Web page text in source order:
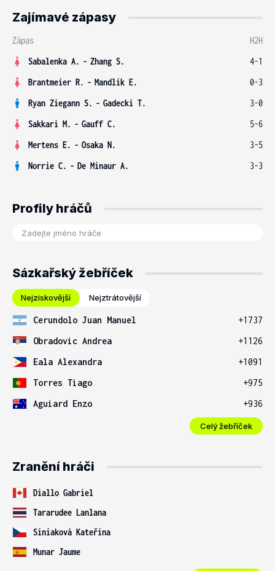
Zajímavé zápasy
Zápas
H2H
Sabalenka A. - Zhang S.
4-1
Brantmeier R. - Mandlik E.
0-3
Ryan Ziegann S. - Gadecki T.
3-0
Sakkari M. - Gauff C.
5-6
Mertens E. - Osaka N.
3-5
Norrie C. - De Minaur A. 3-3
Profily hráčů
Sázkařský žebříček
Nejziskovější Nejztrátovější
Cerundolo Juan Manuel
+1737
Obradovic Andrea
+1126
Eala Alexandra
+1091
Torres Tiago
+975
Aguiard Enzo
+936
Celý žebříček
Zranění hráči
Diallo Gabriel
Tararudee Lanlana
Siniaková Kateřina
Munar Jaume